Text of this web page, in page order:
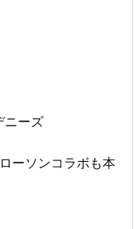
ーソンコラボも本